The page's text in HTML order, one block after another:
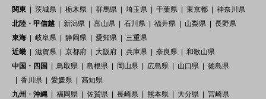
関東
茨城県 栃木県 群馬県 埼玉県 千葉県 東京都
神奈川県
北陸・甲信越
新潟県 富山県 石川県 福井県 山梨県
長野県
東海
岐阜県 静岡県 愛知県
三重県
近畿
滋賀県 京都府 大阪府 兵庫県 奈良県
和歌山県
中国・四国
鳥取県 島根県 岡山県 広島県 山口県
徳島県
香川県
愛媛県
高知県
九州・沖縄
福岡県 佐賀県 長崎県 熊本県 大分県
宮崎県